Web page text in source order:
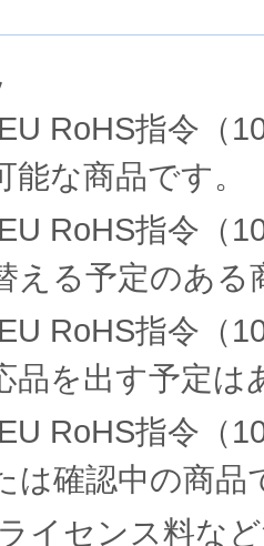
EU RoHS指令（
能な商品です。
EU RoHS指令（
える予定のある
EU RoHS指令（
品を出す予定は
EU RoHS指令（
は確認中の商品
ライセンス料な